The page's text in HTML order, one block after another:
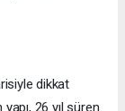
dikkat
26 yıl süren